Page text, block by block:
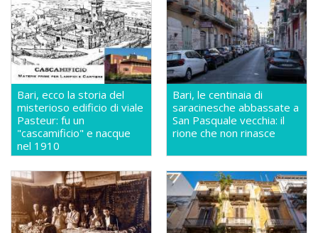
Bari, ecco la storia del
misterioso edificio di viale
Pasteur: fu un
"cascamificio" e nacque
nel 1910
Bari, le centinaia di
saracinesche abbassate a
San Pasquale vecchia: il
rione che non rinasce